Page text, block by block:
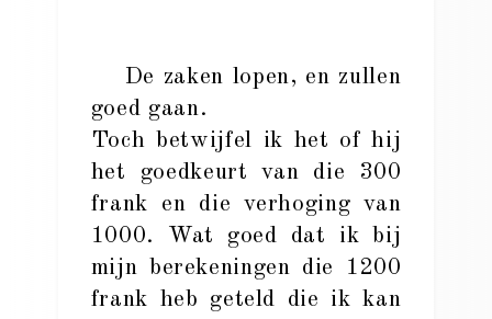
De zaken lopen, en zullen
goed gaan.
Toch betwijfel ik het of hij
het goedkeurt van die 300
frank en die verhoging van
1000. Wat goed dat ik bij
mijn berekeningen die 1200
frank heb geteld die ik kan